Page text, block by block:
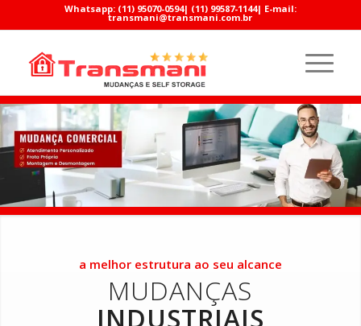
Whatsapp: (11) 95070-0594| (11) 99587-1144| E-mail:
transmani@transmani.com.br
a melhor estrutura ao seu alcance
MUDANÇAS
INDUSTRIAIS